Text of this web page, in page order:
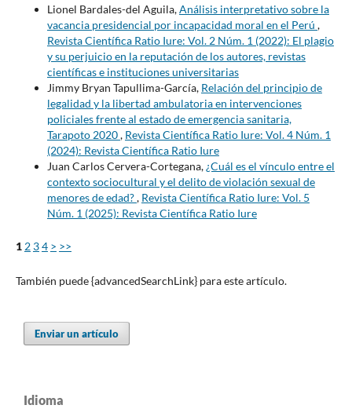
Lionel Bardales-del Aguila,Análisis interpretativo sobre la
vacancia presidencial por incapacidad moral en el Perú ,
Revista Científica Ratio Iure: Vol. 2 Núm. 1 (2022): El plagio
y su perjuicio en la reputación de los autores, revistas
científicas e instituciones universitarias
Jimmy Bryan Tapullima-García, Relación del principio de
legalidad y la libertad ambulatoria en intervenciones
policiales frente al estado de emergencia sanitaria,
Tarapoto 2020, Revista Científica Ratio Iure: Vol. 4 Núm. 1
(2024): Revista Científica Ratio Iure
Juan Carlos Cervera-Cortegana,¿Cuál es el vínculo entre el
contexto sociocultural y el delito de violación sexual de
menores de edad?, Revista Científica Ratio Iure: Vol. 5
Núm. 1 (2025): Revista Científica Ratio Iure
1 2 34 > >>
También puede {advancedSearchLink} para este artículo.
Enviar un artículo
Idioma